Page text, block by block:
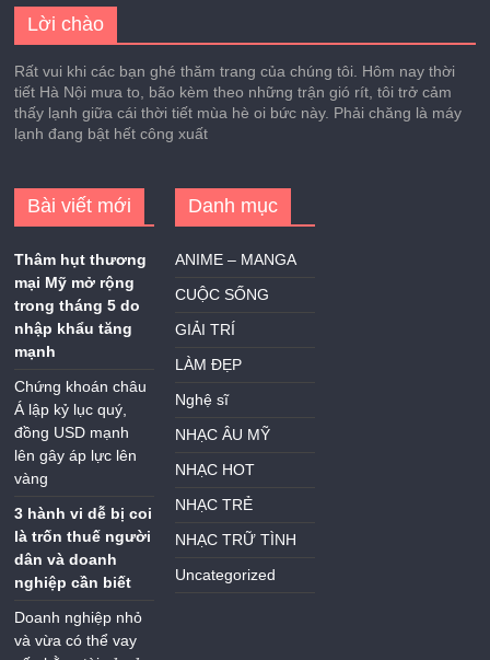
Lời chào
Rất vui khi các bạn ghé thăm trang của chúng tôi. Hôm nay thời
tiết Hà Nội mưa to, bão kèm theo những trận gió rít, tôi trở cảm
thấy lạnh giữa cái thời tiết mùa hè oi bức này. Phải chăng là máy
lạnh đang bật hết công xuất
Bài viết mới
Thâm hụt thương
mại Mỹ mở rộng
trong tháng 5 do
nhập khẩu tăng
mạnh
Chứng khoán châu
Á lập kỷ lục quý,
đồng USD mạnh
lên gây áp lực lên
vàng
3 hành vi dễ bị coi
là trốn thuế người
dân và doanh
nghiệp cần biết
Doanh nghiệp nhỏ
và vừa có thể vay
Danh mục
ANIME – MANGA
CUỘC SỐNG
GIẢI TRÍ
LÀM ĐẸP
Nghệ sĩ
NHẠC ÂU MỸ
NHẠC HOT
NHẠC TRẺ
NHẠC TRỮ TÌNH
Uncategorized